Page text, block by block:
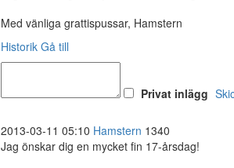
Med vänliga grattispussar, Hamstern
Historik Gå till
Privat inlägg
2013-03-11 05:10 Hamstern 1340
Jag önskar dig en mycket fin 17-årsdag!